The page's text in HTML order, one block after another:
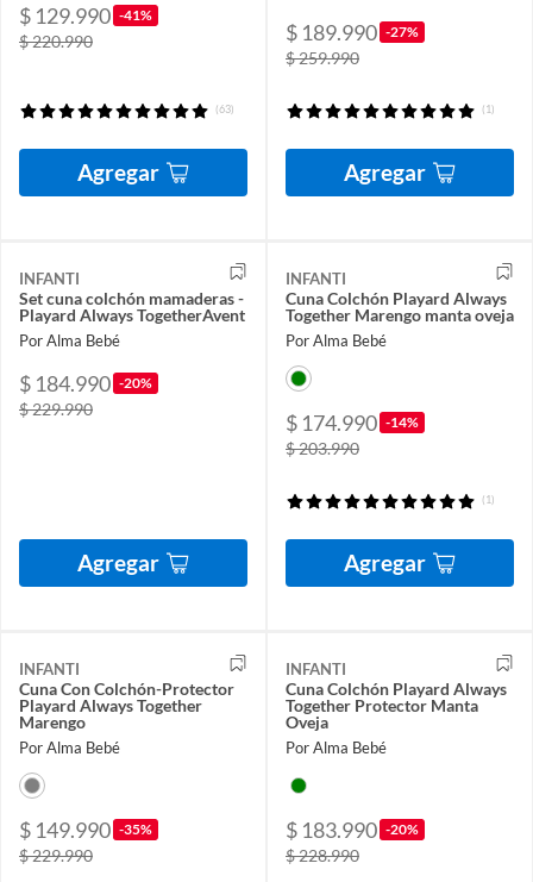
$ 129.990 -41%
$ 220.990
(63)
Agregar
$ 189.990 -27%
$ 259.990
(1)
Agregar
INFANTI
Set cuna colchón mamaderas -
Playard Always TogetherAvent
Por Alma Bebé
$ 184.990 -20%
$ 229.990
Agregar
INFANTI
Cuna Colchón Playard Always
Together Marengo manta oveja
Por Alma Bebé
$ 174.990 -14%
$ 203.990
(1)
Agregar
INFANTI
Cuna Con Colchón-Protector
Playard Always Together
Marengo
Por Alma Bebé
$ 149.990 -35%
$ 229.990
INFANTI
Cuna Colchón Playard Always
Together Protector Manta
Oveja
Por Alma Bebé
$ 183.990 -20%
$ 228.990